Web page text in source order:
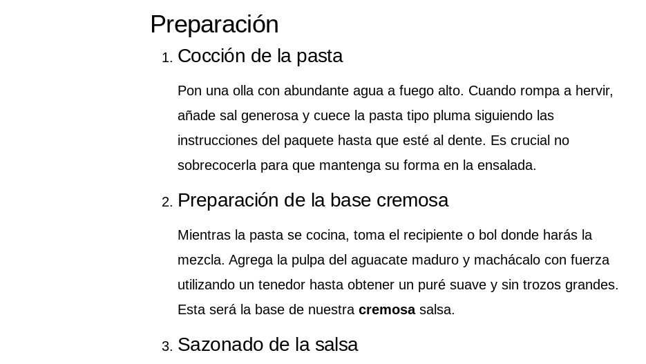
Preparación
Cocción de la pasta
Pon una olla con abundante agua a fuego alto. Cuando rompa a hervir,
añade sal generosa y cuece la pasta tipo pluma siguiendo las
instrucciones del paquete hasta que esté al dente. Es crucial no
sobrecocerla para que mantenga su forma en la ensalada.
Preparación de la base cremosa
Mientras la pasta se cocina, toma el recipiente o bol donde harás la
mezcla. Agrega la pulpa del aguacate maduro y machácalo con fuerza
utilizando un tenedor hasta obtener un puré suave y sin trozos grandes.
Esta será la base de nuestra cremosasalsa.
Sazonado de la salsa